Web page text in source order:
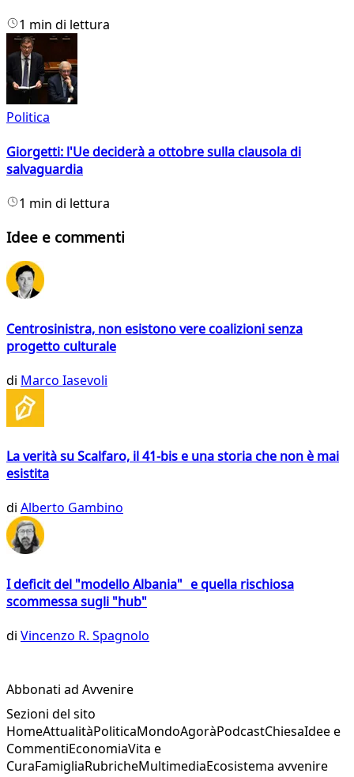
1 min di lettura
Politica
Giorgetti: l'Ue deciderà a ottobre sulla clausola di
salvaguardia
1 min di lettura
Idee e commenti
Centrosinistra, non esistono vere coalizioni senza
progetto culturale
di Marco Iasevoli
La verità su Scalfaro, il 41-bis e una storia che non è mai
esistita
di Alberto Gambino
I deficit del "modello Albania" e quella rischiosa
scommessa sugli "hub"
di Vincenzo R. Spagnolo
Abbonati ad Avvenire
Sezioni del sito
HomeAttualitàPoliticaMondoAgoràPodcastChiesaIdee e
CommentiEconomiaVita e
CuraFamigliaRubricheMultimediaEcosistema avvenire